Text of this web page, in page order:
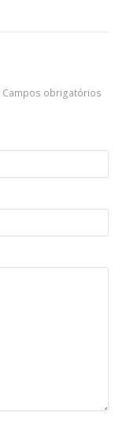
Campos obrigatórios